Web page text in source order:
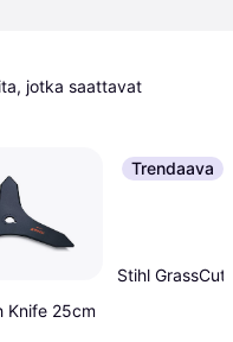
jotka saattavat
Knife 25cm
Trendaava
Stihl GrassCut